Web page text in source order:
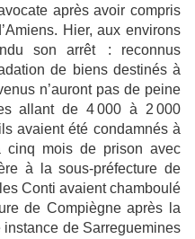
après avoir compris
Hier, aux environs
son arrêt : reconnus
de biens destinés à
n’auront pas de peine
allant de 4 000 à 2 000
avaient été condamnés à
mois de prison avec
à la sous-préfecture de
Conti avaient chamboulé
de Compiègne après la
de Sarreguemines